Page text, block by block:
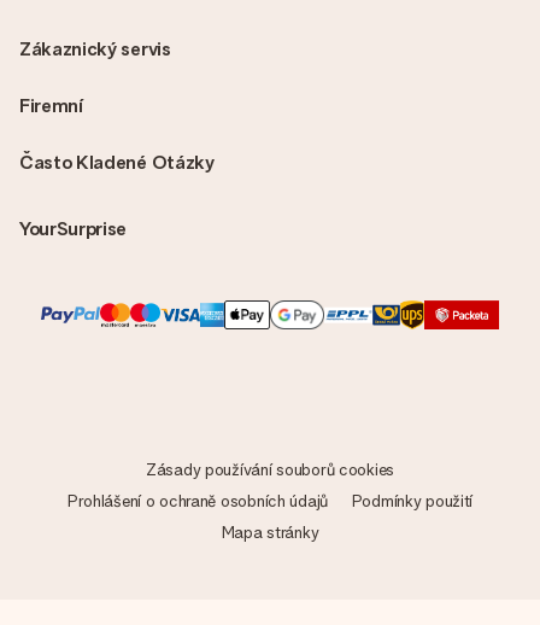
Často Kladené Otázky
YourSurprise
Zákaznický servis
Firemní
Zásady používání souborů cookies
Prohlášení o ochraně osobních údajů
Podmínky použití
Mapa stránky